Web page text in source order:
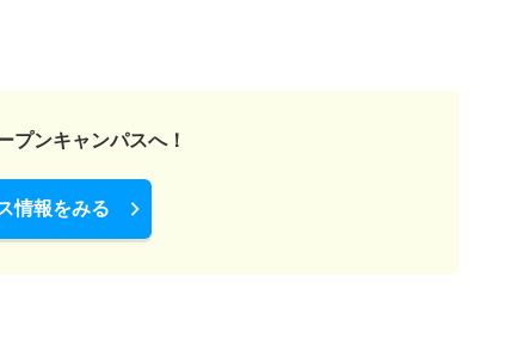
プンキャンパスへ！
情報をみる